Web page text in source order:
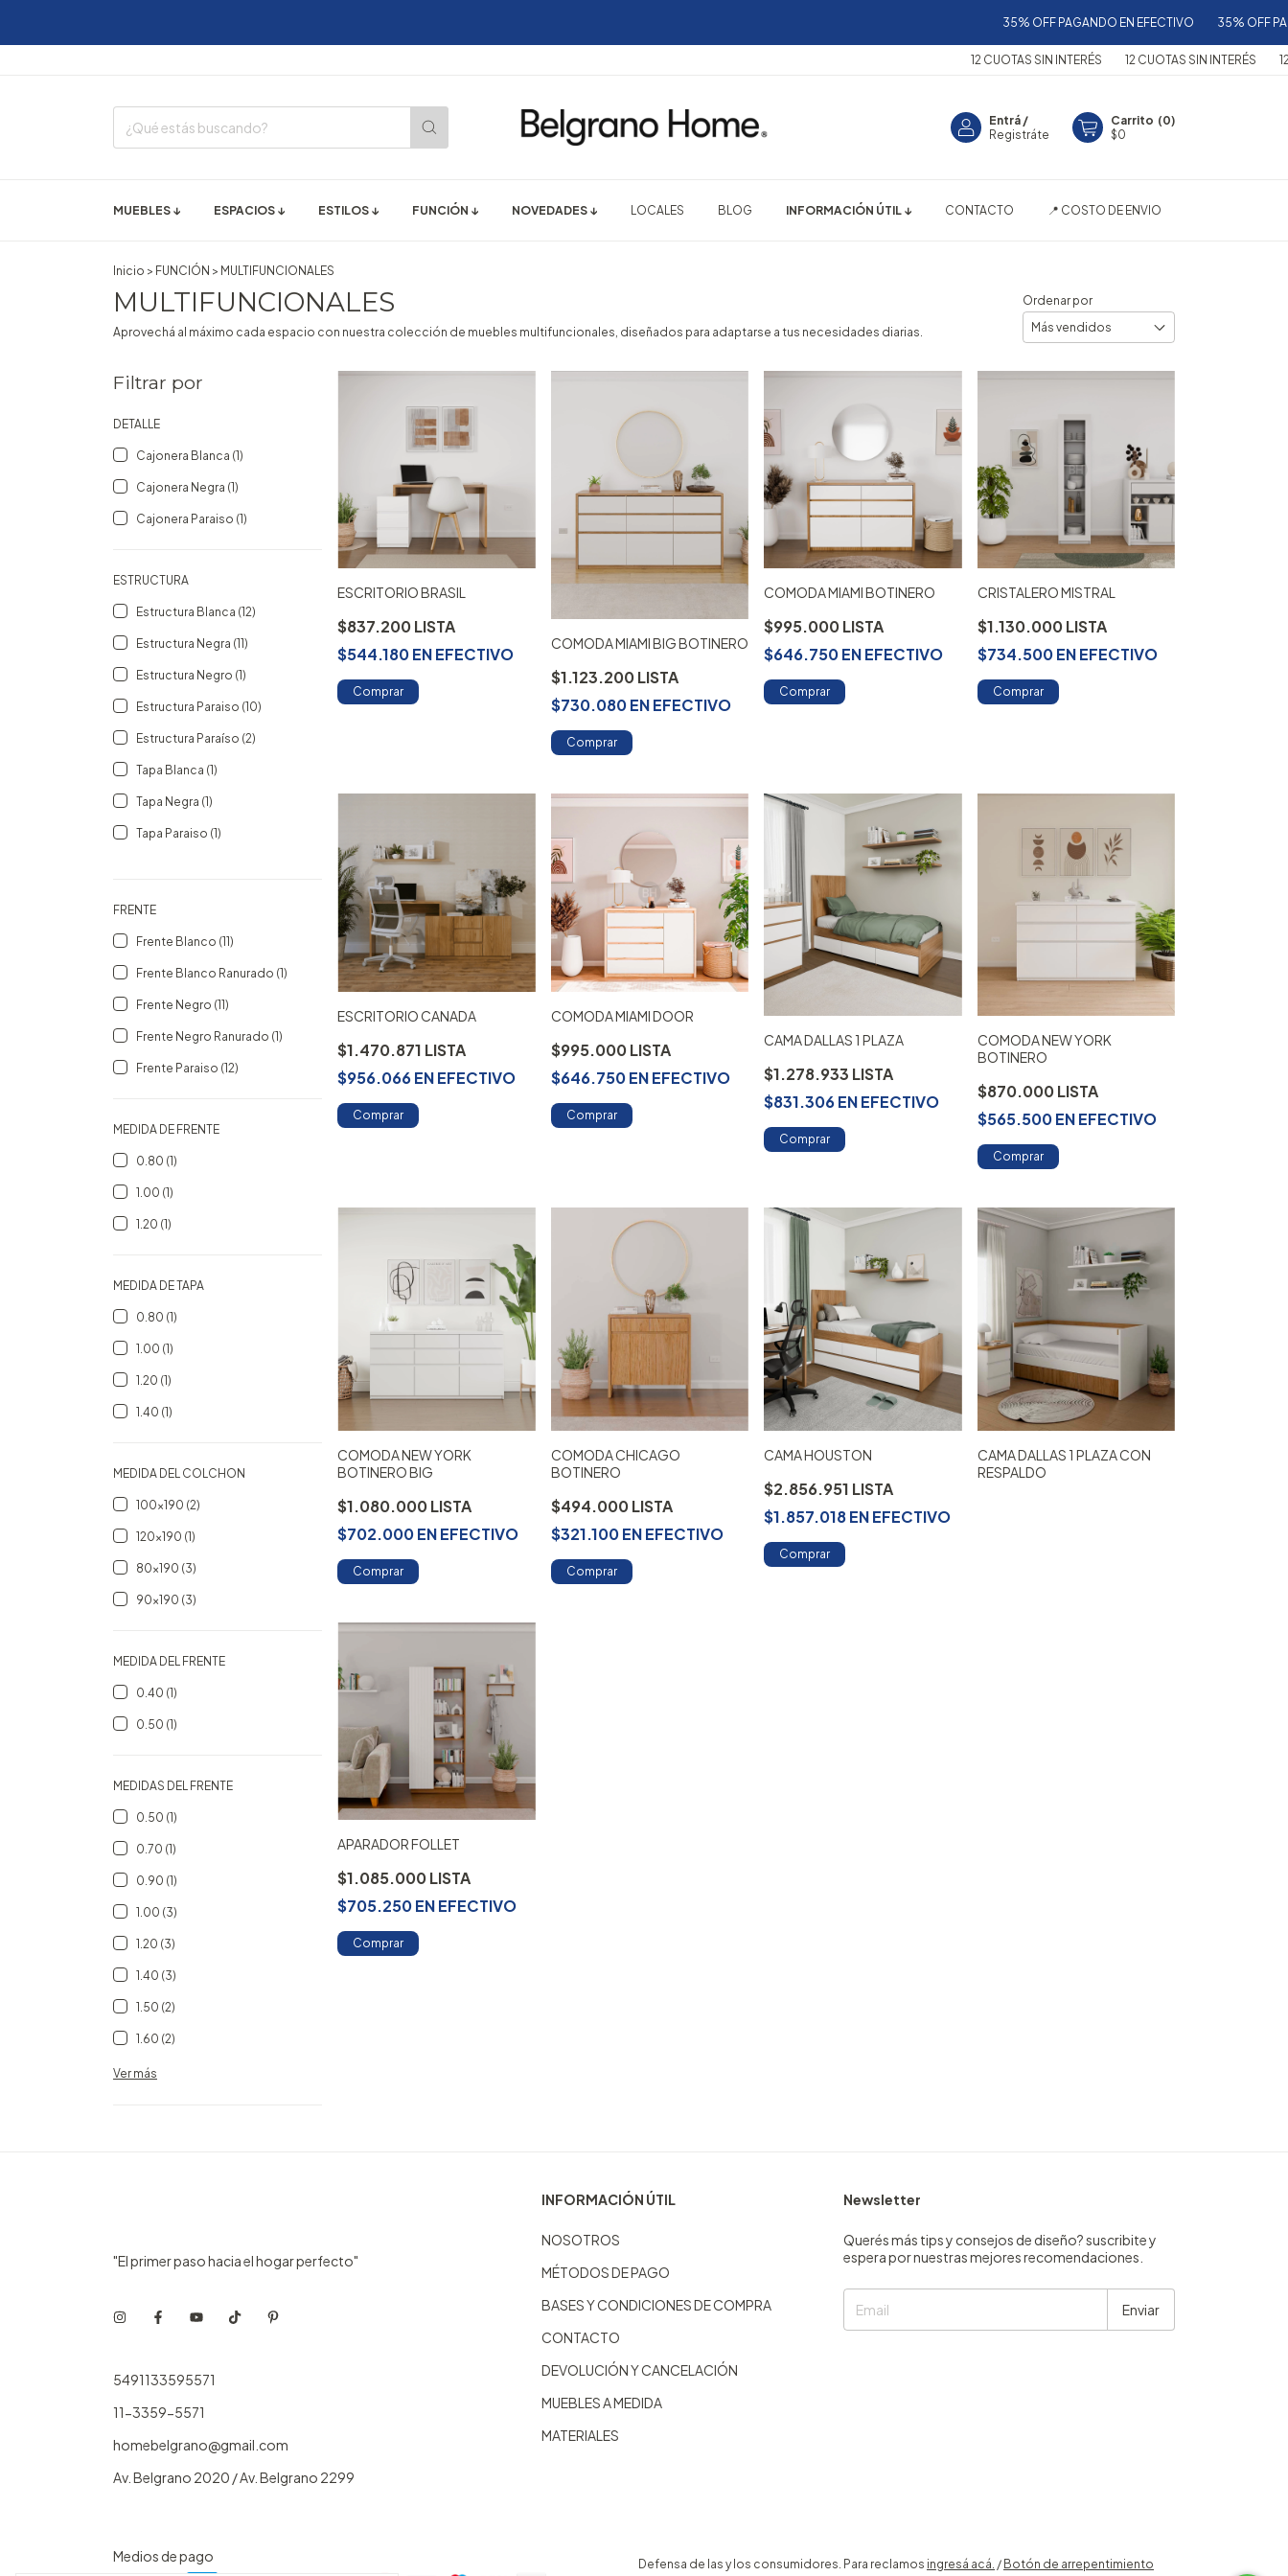
35% OFF PAGANDO EN EFECTIVO 35% OFF
12 CUOTAS SIN INTERÉS 12 CUOTAS SIN INTERÉS 12
Entrá /
Registráte
Carrito (0)
$0
MUEBLES ↓ ESPACIOS ↓ ESTILOS ↓ FUNCIÓN ↓ NOVEDADES ↓ LOCALES BLOG INFORMACIÓN ÚTIL ↓ CONTACTO 📍 COSTO DE ENVIO
Inicio > FUNCIÓN > MULTIFUNCIONALES
MULTIFUNCIONALES
Aprovechá al máximo cada espacio con nuestra colección de muebles multifuncionales, diseñados para adaptarse a tus necesidades diarias.
Ordenar por
Filtrar por
DETALLE
Cajonera Blanca (1)
Cajonera Negra (1)
Cajonera Paraiso (1)
ESTRUCTURA
Estructura Blanca (12)
Estructura Negra (11)
Estructura Negro (1)
Estructura Paraiso (10)
Estructura Paraíso (2)
Tapa Blanca (1)
Tapa Negra (1)
Tapa Paraiso (1)
FRENTE
Frente Blanco (11)
Frente Blanco Ranurado (1)
Frente Negro (11)
Frente Negro Ranurado (1)
Frente Paraiso (12)
MEDIDA DE FRENTE
0.80 (1)
1.00 (1)
1.20 (1)
MEDIDA DE TAPA
0.80 (1)
1.00 (1)
1.20 (1)
1.40 (1)
MEDIDA DEL COLCHON
100x190 (2)
120x190 (1)
80x190 (3)
90x190 (3)
MEDIDA DEL FRENTE
0.40 (1)
0.50 (1)
MEDIDAS DEL FRENTE
0.50 (1)
0.70 (1)
0.90 (1)
1.00 (3)
1.20 (3)
1.40 (3)
1.50 (2)
1.60 (2)
Ver más
ESCRITORIO BRASIL
$837.200
$544.180ENEFECTIVO
Comprar
COMODA MIAMI BIG BOTINERO
$1.123.200
$730.080ENEFECTIVO
Comprar
COMODA MIAMI BOTINERO
$995.000
$646.750ENEFECTIVO
Comprar
CRISTALERO MISTRAL
$1.130.000
$734.500ENEFECTIVO
Comprar
ESCRITORIO CANADA
$1.470.871
$956.066ENEFECTIVO
Comprar
COMODA MIAMI DOOR
$995.000
$646.750ENEFECTIVO
Comprar
CAMA DALLAS 1 PLAZA
$1.278.933
$831.306ENEFECTIVO
Comprar
COMODA NEW YORK
BOTINERO
$870.000
$565.500ENEFECTIVO
Comprar
COMODA NEW YORK
BOTINERO BIG
$1.080.000
$702.000ENEFECTIVO
Comprar
COMODA CHICAGO
BOTINERO
$494.000
$321.100ENEFECTIVO
Comprar
CAMA HOUSTON
$2.856.951
$1.857.018ENEFECTIVO
Comprar
CAMA DALLAS 1 PLAZA CON
RESPALDO
APARADOR FOLLET
$1.085.000
$705.250ENEFECTIVO
Comprar
"El primer paso hacia el hogar perfecto"
5491133595571
11-3359-5571
homebelgrano@gmail.com
Av. Belgrano 2020 / Av. Belgrano 2299
INFORMACIÓN ÚTIL
NOSOTROS
MÉTODOS DE PAGO
BASES Y CONDICIONES DE COMPRA
CONTACTO
DEVOLUCIÓN Y CANCELACIÓN
MUEBLES A MEDIDA
MATERIALES
Newsletter
Querés más tips y consejos de diseño? suscribite y
espera por nuestras mejores recomendaciones.
Medios de pago Defensa de las y los consumidores. Para reclamos ingresá acá. / Botón de arrepentimiento